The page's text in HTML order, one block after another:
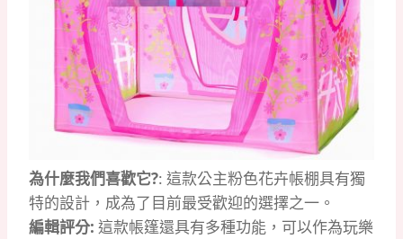
為什麼我們喜歡它?: 這款公主粉色花卉帳棚具有獨
特的設計，成為了目前最受歡迎的選擇之一。
編輯評分: 這款帳篷還具有多種功能，可以作為玩樂